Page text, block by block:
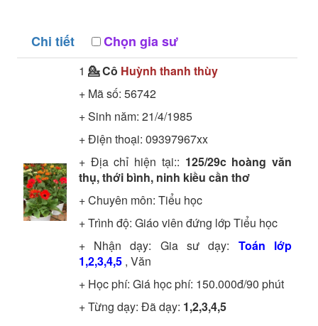
Chi tiết Chọn gia sư
1 💁 Cô Huỳnh thanh thùy
+ Mã số: 56742
+ Sinh năm: 21/4/1985
+ Điện thoại: 09397967xx
+ Địa chỉ hiện tại:: 125/29c hoàng văn
thụ, thới bình, ninh kiều cần thơ
+ Chuyên môn: Tiểu học
+ Trình độ: Giáo viên đứng lớpTiểu học
+ Nhận dạy: Gia sư dạy: Toán lớp
1,2,3,4,5 , Văn
+ Học phí: Giá học phí: 150.000đ/90 phút
+ Từng dạy: Đã dạy: 1,2,3,4,5